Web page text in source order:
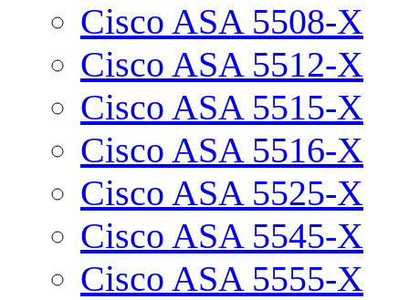
Cisco ASA 5508-X
Cisco ASA 5512-X
Cisco ASA 5515-X
Cisco ASA 5516-X
Cisco ASA 5525-X
Cisco ASA 5545-X
Cisco ASA 5555-X